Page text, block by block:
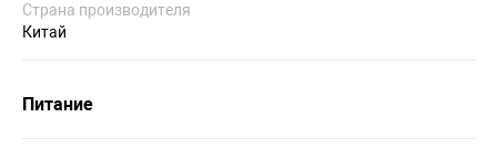
Страна производителя
Китай
Питание